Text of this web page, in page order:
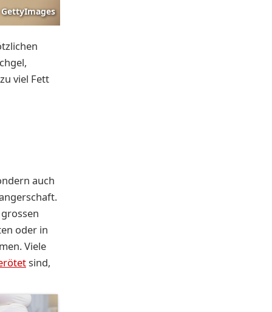
GettyImages
viel Fett
auch
oder in
Viele
sind,